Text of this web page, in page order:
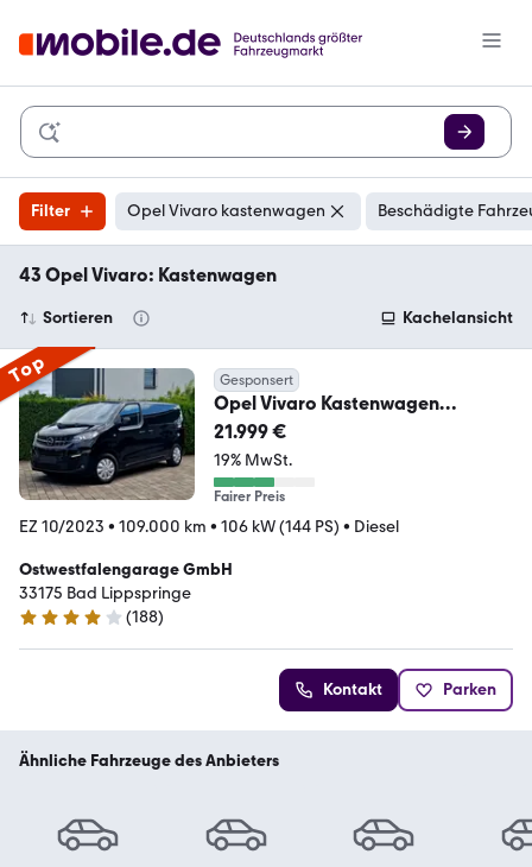
Filter Opel Vivaro kastenwagen Beschädigte
43 Opel Vivaro: Kastenwagen
Sortieren Kachelansicht
Top Gesponsert
Opel Vivaro Kastenwagen
Doppelkabine M (6-Sitze)
21.999 €
19% MwSt.
Fairer Preis
EZ 10/2023 • 109.000 km • 106 kW (144 PS) • Diesel
Ostwestfalengarage GmbH
33175 Bad Lippspringe
3.8 Sterne
(188)
Kontakt Parken
Ähnliche Fahrzeuge des Anbieters